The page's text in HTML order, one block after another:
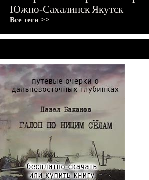
Южно-СахалинскЯкутск
Все теги >>